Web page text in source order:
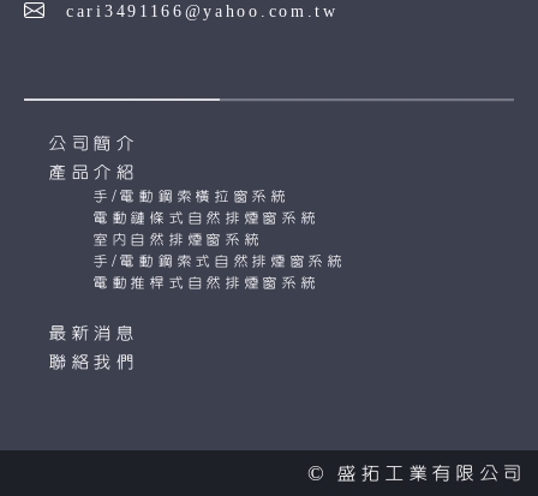
cari3491166@yahoo.com.tw
公司簡介
產品介紹
手/電動鋼索橫拉窗系統
電動鏈條式自然排煙窗系統
室內自然排煙窗系統
手/電動鋼索式自然排煙窗系統
電動推桿式自然排煙窗系統
最新消息
聯絡我們
© 盛拓工業有限公司